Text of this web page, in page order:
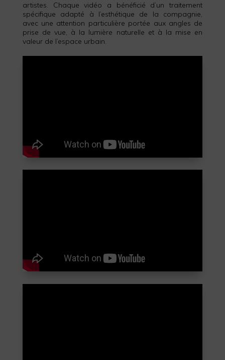
artistes. Chaque vidéo a bénéficié d’un traitement
spécifique adapté à l’esthétique de la compagnie,
avec une attention particulière portée aux angles de
prise de vue, à la lumière naturelle et à la mise en
valeur de l’espace urbain.